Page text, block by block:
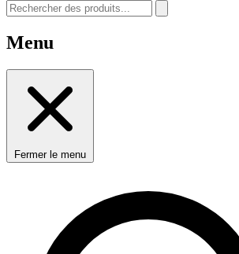
Menu
Fermer le menu